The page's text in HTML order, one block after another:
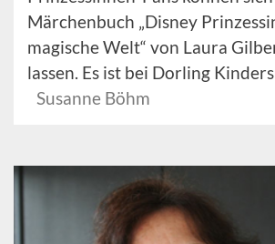
Märchenbuch „Disney
magische Welt“ von Laura
lassen. Es ist bei Dorling
Susanne Böhm